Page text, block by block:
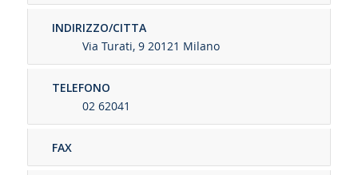
INDIRIZZO/CITTA
Via Turati, 9 20121 Milano
TELEFONO
02 62041
FAX